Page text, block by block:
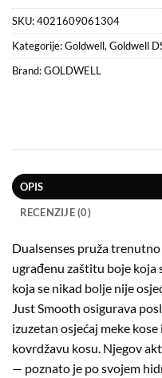
SKU:4021609061304
Kategorije:Goldwell,Goldwell
Brand:GOLDWELL
OPIS
RECENZIJE (0)
Dualsenses pruža
ugrađenu zaštitu boje koja
koja se nikad bolje nije
Just Smooth osigurava
izuzetan osjećaj meke
kovrdžavu kosu. Njegov
— poznato je po svojem